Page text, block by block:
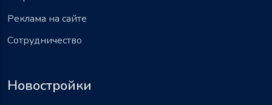
Реклама на сайте
Сотрудничество
Новостройки